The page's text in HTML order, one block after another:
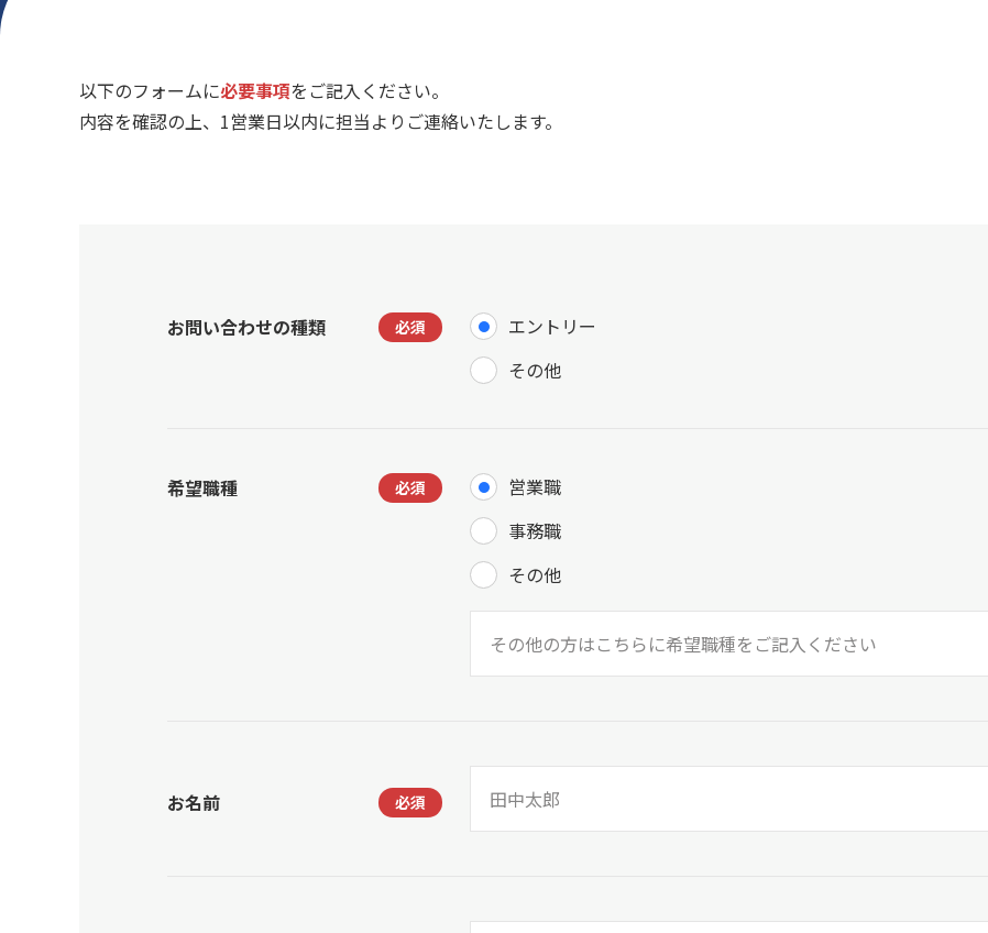
以下のフォームに必要事項をご記入ください。
内容を確認の上、1営業日以内に担当よりご連絡いたします。
お問い合わせの種類
エントリー
その他
希望職種
営業職
事務職
その他
お名前